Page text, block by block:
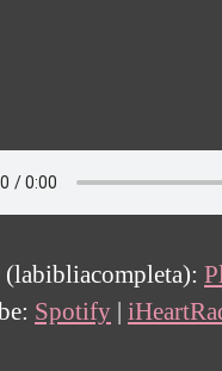
(labibliacompleta):
Spotify |